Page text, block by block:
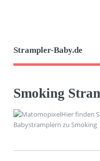
Strampler-Baby.de
Smoking
Hier finden
Babystramplern zu Smoking